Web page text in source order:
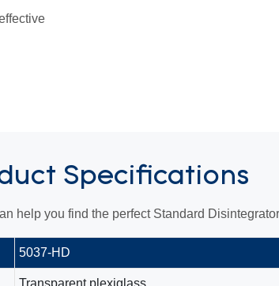
Specifications
help you find the perfect Standard Disintegrator
5037-HD
Transparent plexiglass